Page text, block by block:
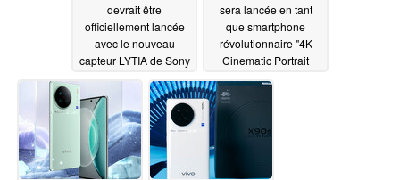
devrait être
officiellement lancée
avec le nouveau
capteur LYTIA de Sony
08/01/2023
sera lancée en tant
que smartphone
révolutionnaire "4K
Cinematic Portrait
07/24/2023